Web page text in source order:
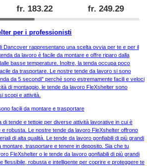
fr. 183.22 fr. 249.29
per i professionisti
Dancover rappresentano una scelta ovvia per te e per il
da lavoro è facile da montare e offre riparo dalla
basse temperature. Inoltre, la tenda occupa poco
da trasportare. Le nostre tende da lavoro si sono
da 5 secondi" perché sono estremamente facili e veloci
di montaggio, le tende da lavoro FleXshelter sono
scopi e attività.
facili da montare e trasportare
di tende e tettoie per diverse attività lavorative in cui è
robusta. Le nostre tende da lavoro FleXshelter offrono
di alta qualità. Le tende da lavoro gonfiabili di più grandi
montare, trasportare e tenere in deposito. Sia che tu
FleXshelter o le tende da lavoro gonfiabili di più grandi
flessibile, robusta e intelligente per coprire e proteggere te